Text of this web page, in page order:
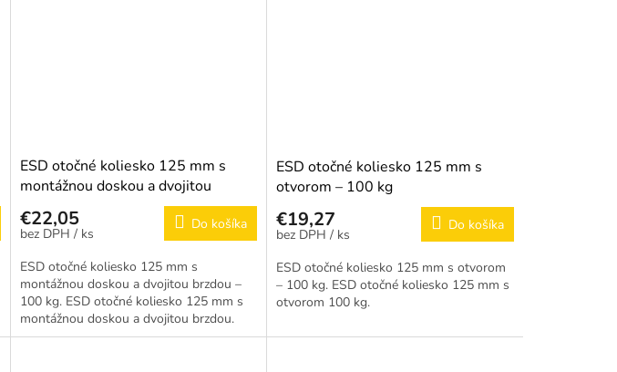
ESD otočné koliesko 125 mm s
montážnou doskou a dvojitou
brzdou – 100 kg
€22,05
/ ks
Do košíka
ESD otočné koliesko 125 mm s
montážnou doskou a dvojitou brzdou –
100 kg. ESD otočné koliesko 125 mm s
montážnou doskou a dvojitou brzdou.
ESD otočné koliesko 125 mm s
otvorom – 100 kg
€19,27
/ ks
Do košíka
ESD otočné koliesko 125 mm s otvorom
– 100 kg. ESD otočné koliesko 125 mm s
otvorom 100 kg.